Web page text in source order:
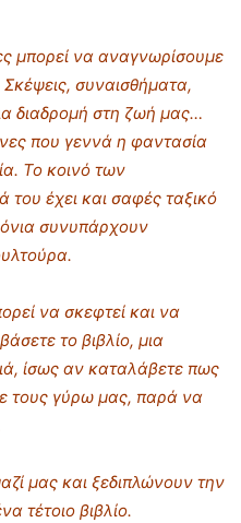
μπορεί να αναγνωρίσουμε
συναισθήματα,
διαδρομή στη ζωή μας…
που γεννά η φαντασία
Το κοινό των
του έχει και σαφές ταξικό
συνυπάρχουν
να σκεφτεί και να
το βιβλίο, μια
ίσως αν καταλάβετε πως
τους γύρω μας, παρά να
μας και ξεδιπλώνουν την
τέτοιο βιβλίο.